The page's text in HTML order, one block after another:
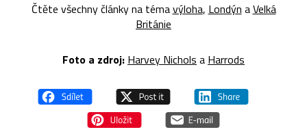
Čtěte všechny články na témavýloha, Londýn aVelká
Británie
Foto a zdroj: Harvey Nichols a Harrods